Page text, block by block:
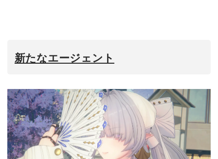
新たなエージェント